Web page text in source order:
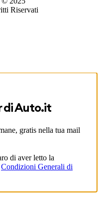
Riservati
diAuto.it
gratis nella tua mail
di aver letto la
Condizioni Generali di